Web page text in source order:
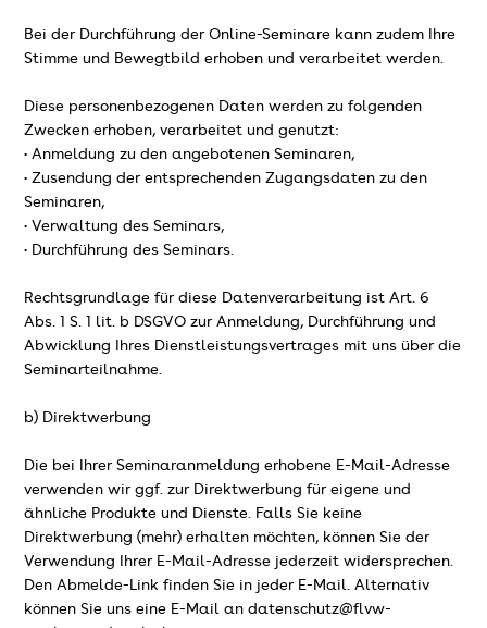
Bei der Durchführung der Online-Seminare kann zudem Ihre
Stimme und Bewegtbild erhoben und verarbeitet werden.
Diese personenbezogenen Daten werden zu folgenden
Zwecken erhoben, verarbeitet und genutzt:
• Anmeldung zu den angebotenen Seminaren,
• Zusendung der entsprechenden Zugangsdaten zu den
Seminaren,
• Verwaltung des Seminars,
• Durchführung des Seminars.
Rechtsgrundlage für diese Datenverarbeitung ist Art. 6
Abs. 1 S. 1 lit. b DSGVO zur Anmeldung, Durchführung und
Abwicklung Ihres Dienstleistungsvertrages mit uns über die
Seminarteilnahme.
b) Direktwerbung
Die bei Ihrer Seminaranmeldung erhobene E-Mail-Adresse
verwenden wir ggf. zur Direktwerbung für eigene und
ähnliche Produkte und Dienste. Falls Sie keine
Direktwerbung (mehr) erhalten möchten, können Sie der
Verwendung Ihrer E-Mail-Adresse jederzeit widersprechen.
Den Abmelde-Link finden Sie in jeder E-Mail. Alternativ
können Sie uns eine E-Mail an datenschutz@flvw-